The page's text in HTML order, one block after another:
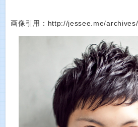
画像引用：http://jessee.me/archives/